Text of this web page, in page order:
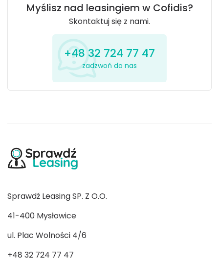
Myślisz nad leasingiem w Cofidis?
Skontaktuj się z nami.
+48 32 724 77 47
zadzwoń do nas
Sprawdź Leasing SP. Z O.O.
41-400 Mysłowice
ul. Plac Wolności 4/6
+48 32 724 77 47